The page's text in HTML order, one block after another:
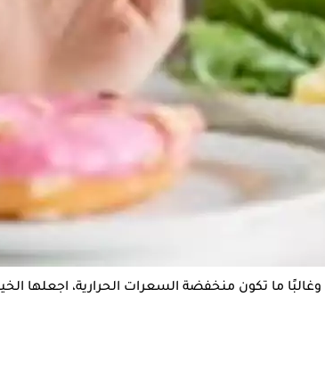
تجنب الإفراط في تناول الطعام ويقلل من إغراء
الأطعمة الصحية مثل الفواكه، الخضروات،
التي تحبها، حتى تتمكن من الاستمتاع بالنكهات
ما تكون منخفضة السعرات الحرارية، اجعلها